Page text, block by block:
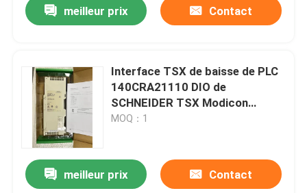
meilleur prix Contact
Interface TSX de baisse de PLC
140CRA21110 DIO de
SCHNEIDER TSX Modicon
Quantum
MOQ：1
meilleur prix Contact